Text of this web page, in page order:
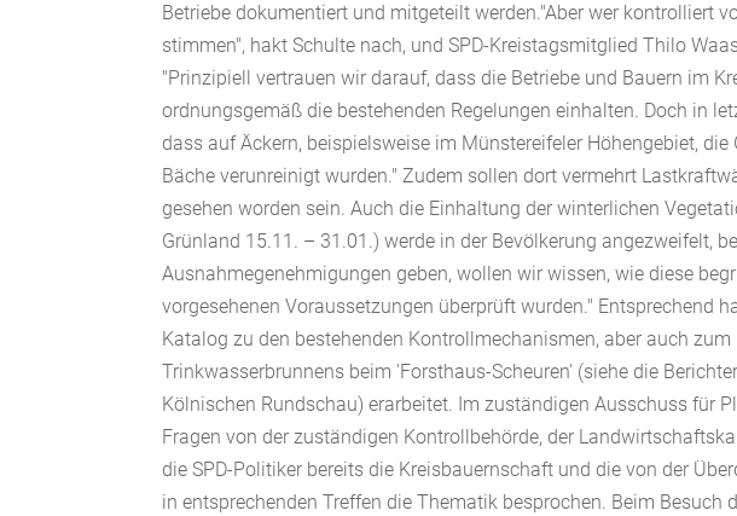
Betriebe dokumentiert und mitgeteilt werden."Aber wer kontrolliert
stimmen", hakt Schulte nach, und SPD-Kreistagsmitglied Thilo
"Prinzipiell vertrauen wir darauf, dass die Betriebe und Bauern im
ordnungsgemäß die bestehenden Regelungen einhalten. Doch in
dass auf Äckern, beispielsweise im Münstereifeler Höhengebiet,
Bäche verunreinigt wurden." Zudem sollen dort vermehrt
gesehen worden sein. Auch die Einhaltung der winterlichen
Grünland 15.11. – 31.01.) werde in der Bevölkerung angezweifelt,
Ausnahmegenehmigungen geben, wollen wir wissen, wie diese
vorgesehenen Voraussetzungen überprüft wurden." Entsprechend
Katalog zu den bestehenden Kontrollmechanismen, aber auch
Trinkwasserbrunnens beim 'Forsthaus-Scheuren' (siehe die
Kölnischen Rundschau) erarbeitet. Im zuständigen Ausschuss für
Fragen von der zuständigen Kontrollbehörde, der
die SPD-Politiker bereits die Kreisbauernschaft und die von der
in entsprechenden Treffen die Thematik besprochen. Beim Besuch